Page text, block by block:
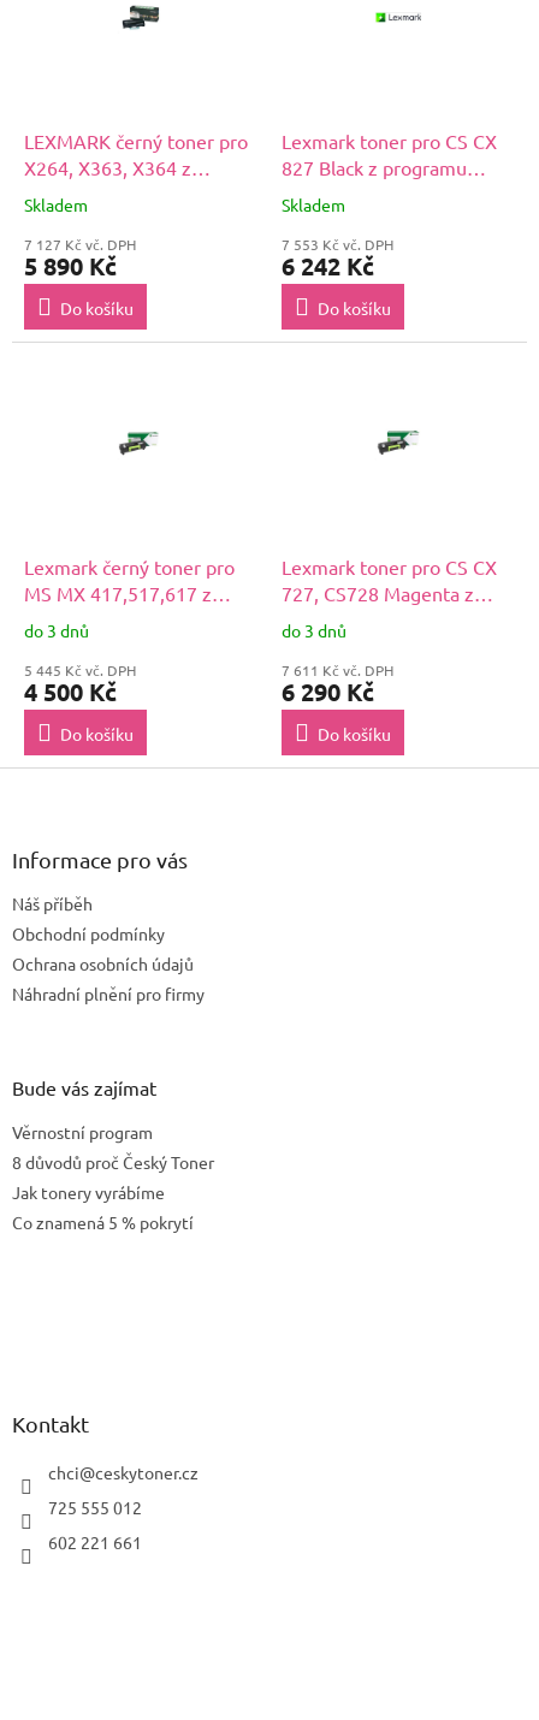
LEXMARK černý toner pro
X264, X363, X364 z
programu Lexmark Return
(9 000 stran)
Skladem
7 127 Kč vč. DPH
5 890 Kč
Do košíku
Lexmark toner pro CS CX
827 Black z programu
Lexmark Return na 20 000
Skladem
7 553 Kč vč. DPH
6 242 Kč
Do košíku
Lexmark černý toner pro
MS MX 417,517,617 z
programu Lexmark Return
na 8 500 stran
do 3 dnů
5 445 Kč vč. DPH
4 500 Kč
Do košíku
Lexmark toner pro CS CX
727, CS728 Magenta z
programu Lexmark Return
na 10 000 stran
do 3 dnů
7 611 Kč vč. DPH
6 290 Kč
Do košíku
Z
Informace pro vás
Náš příběh
Obchodní podmínky
Ochrana osobních údajů
Náhradní plnění pro firmy
Bude vás zajímat
Věrnostní program
8 důvodů proč Český Toner
Jak tonery vyrábíme
Co znamená 5 % pokrytí
Kontakt
chci@ceskytoner.cz
725 555 012
602 221 661